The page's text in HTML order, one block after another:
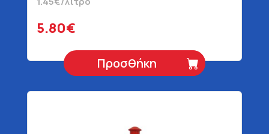
5.80€
Προσθήκη